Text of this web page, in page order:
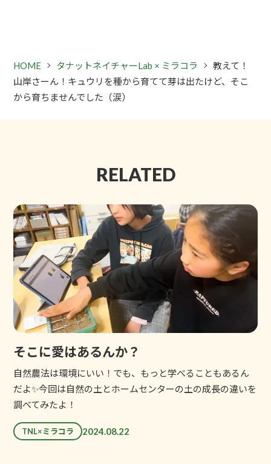
HOME タナットネイチャーLab × ミラコラ
教えて！
山岸さーん！キュウリを種から育てて芽は出たけど、そこ
から育ちませんでした（涙）
RELATED
そこに愛はあるんか？
自然農法は環境にいい！でも、もっと学べることもあるん
だよ✨今回は自然の土とホームセンターの土の成長の違いを
調べてみたよ！
TNL×ミラコラ 2024.08.22